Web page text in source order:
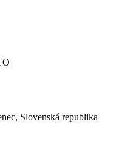
Slovenská republika